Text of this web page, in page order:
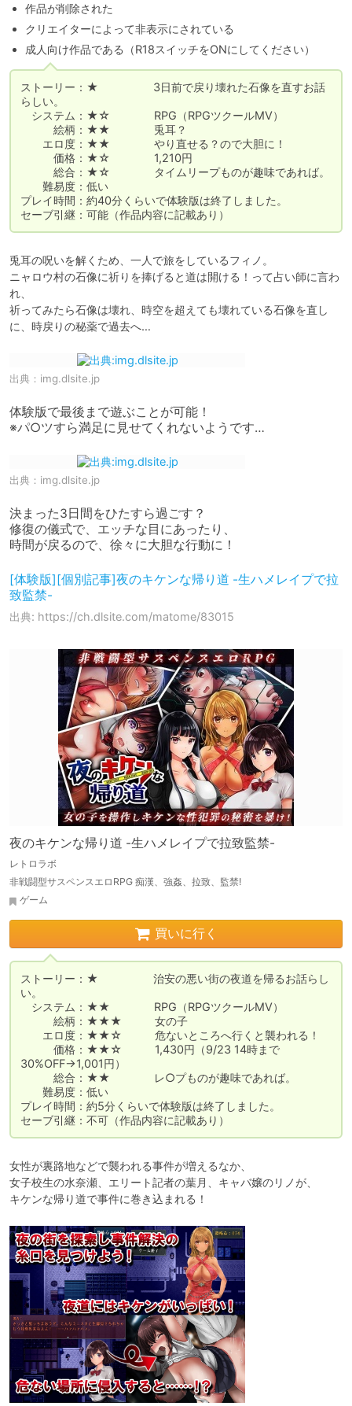
作品が削除された
クリエイターによって非表示にされている
成人向け作品である（R18スイッチをONにしてください）
ストーリー：★　　　　　3日前で戻り壊れた石像を直すお話
らしい。
システム：★☆　　　　RPG（RPGツクールMV）
絵柄：★★　　　　兎耳？
エロ度：★★　　　　やり直せる？ので大胆に！
価格：★☆　　　　1,210円
総合：★☆　　　　タイムリープものが趣味であれば。
難易度：低い
プレイ時間：約40分くらいで体験版は終了しました。
セーブ引継：可能（作品内容に記載あり）
兎耳の呪いを解くため、一人で旅をしているフィノ。
ニャロウ村の石像に祈りを捧げると道は開ける！って占い師に言わ
れ、
祈ってみたら石像は壊れ、時空を超えても壊れている石像を直し
に、時戻りの秘薬で過去へ…
出典： img.dlsite.jp
体験版で最後まで遊ぶことが可能！
※パ○ツすら満足に見せてくれないようです…
出典： img.dlsite.jp
決まった3日間をひたすら過ごす？
修復の儀式で、エッチな目にあったり、
時間が戻るので、徐々に大胆な行動に！
[体験版][個別記事]夜のキケンな帰り道 -生ハメレイプで拉
致監禁-
出典: https://ch.dlsite.com/matome/83015
夜のキケンな帰り道 -生ハメレイプで拉致監禁-
レトロラボ
非戦闘型サスペンスエロRPG 痴漢、強姦、拉致、監禁!
ゲーム
買いに行く
ストーリー：★　　　　　治安の悪い街の夜道を帰るお話らし
い。
システム：★★　　　　RPG（RPGツクールMV）
絵柄：★★★　　　女の子
エロ度：★★☆　　　危ないところへ行くと襲われる！
価格：★★☆　　　1,430円（9/23 14時まで
30%OFF→1,001円）
総合：★★　　　　レ○プものが趣味であれば。
難易度：低い
プレイ時間：約5分くらいで体験版は終了しました。
セーブ引継：不可（作品内容に記載あり）
女性が裏路地などで襲われる事件が増えるなか、
女子校生の水奈瀬、エリート記者の葉月、キャバ嬢のリノが、
キケンな帰り道で事件に巻き込まれる！